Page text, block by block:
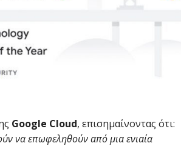
Google Cloud, επισημαίνοντας ότι:
να επωφεληθούν από μια ενιαία